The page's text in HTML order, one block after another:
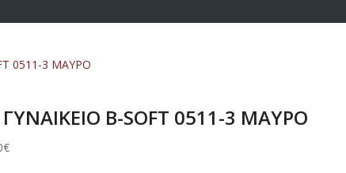
0511-3 ΜΑΥΡΟ
B-SOFT 0511-3 ΜΑΥΡΟ
€